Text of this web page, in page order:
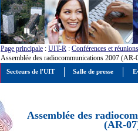
Page principale : UIT-R : Conférences et réunions
Assemblée des radiocommunications 2007 (AR-
Assemblée des
(AR-
Secteurs de l'UIT Salle de presse